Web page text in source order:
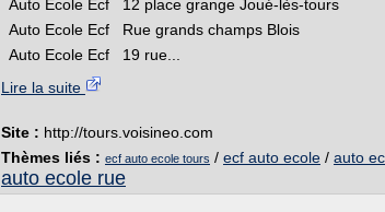
Auto Ecole Ecf 12 place grange Joué-lès-tours
Auto Ecole Ecf Rue grands champs Blois
Auto Ecole Ecf 19 rue...
Lire la suite
Site : http://tours.voisineo.com
Thèmes liés : ecf auto ecole tours / ecf auto ecole / auto
auto ecole rue